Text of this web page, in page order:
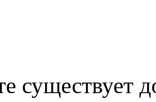
существует